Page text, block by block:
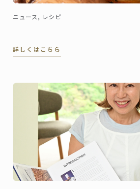
ニュース, レシピ
詳しくはこちら